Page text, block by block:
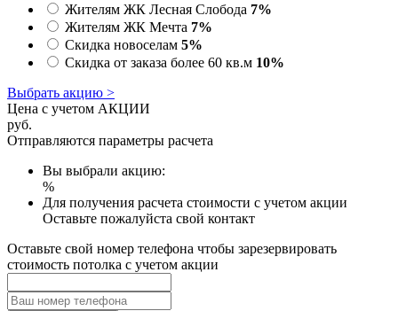
Жителям ЖК Лесная Слобода 7%
Жителям ЖК Мечта 7%
Скидка новоселам 5%
Скидка от заказа более 60 кв.м 10%
Выбрать акцию >
Цена с учетом АКЦИИ
руб.
Отправляются параметры расчета
Вы выбрали акцию:
%
Для получения расчета стоимости с учетом акции
Оставьте пожалуйста свой контакт
Оставьте свой номер телефона чтобы зарезервировать
стоимость потолка с учетом акции